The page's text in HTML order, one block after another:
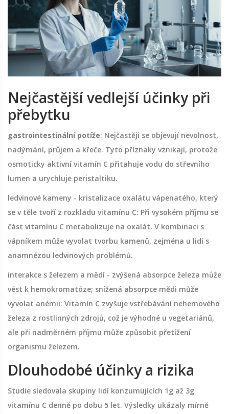
Nejčastější vedlejší účinky při
přebytku
gastrointestinální potíže: Nejčastěji se objevují nevolnost,
nadýmání, průjem a křeče. Tyto příznaky vznikají, protože
osmoticky aktivní vitamín C přitahuje vodu do střevního
lumen a urychluje peristaltiku.
ledvinové kameny - kristalizace oxalátu vápenatého, který
se v těle tvoří z rozkladu vitamínu C: Při vysokém příjmu se
část vitamínu C metabolizuje na oxalát. V kombinaci s
vápníkem může vyvolat tvorbu kamenů, zejména u lidí s
anamnézou ledvinových problémů.
interakce s železem a mědí - zvýšená absorpce železa může
vést k hemokromatóze; snížená absorpce mědi může
vyvolat anémii: Vitamín C zvyšuje vstřebávání nehemového
železa z rostlinných zdrojů, což je výhodné u vegetariánů,
ale při nadměrném příjmu může způsobit přetížení
organismu železem.
Dlouhodobé účinky a rizika
Studie sledovala skupiny lidí konzumujících 1g až 3g
vitamínu C denně po dobu 5 let. Výsledky ukázaly mírně